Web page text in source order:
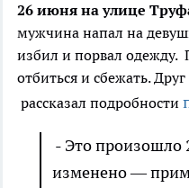
26 июня на улице
мужчина напал на
избил и порвал одежду.
отбиться и сбежать.
рассказал подробности
- Это
изменено —